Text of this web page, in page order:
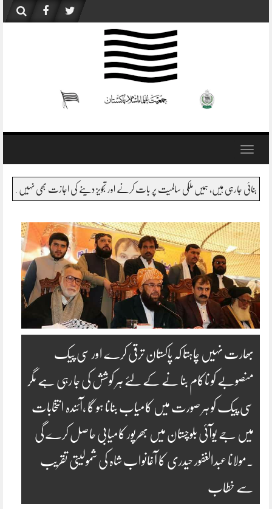
content
Toggle
صاحب کو اگر بتایا جائے قبائل یا اس سے متصل اضلاع اور بلوچستان میں کیا
بھارت نہیں چاہتا کہ پاکستان ترقی کرے اور سی پیک
منصوبے کو ناکام بنا نے کے لئے ہر کوشش کی جا رہی ہے مگر
سی پیک کو ہر صورت میں کامیاب بنانا ہو گا ،آئندہ انتخابات
میں جے یوآئی بلوچستان میں بھرپور کامیابی حاصل کرے گی
.مولانا عبدالغفور حیدری کا آغانواب شاہ کی شمولیتی تقریب
سے خطاب